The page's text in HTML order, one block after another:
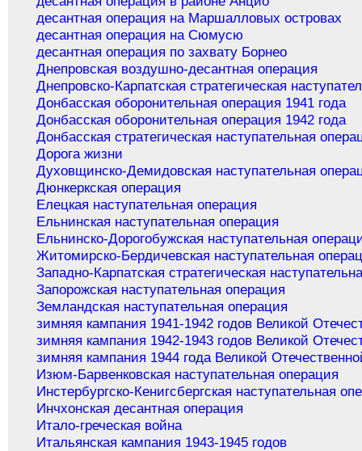
десантная операция на Маршалловых островах
десантная операция на Сюмусю
десантная операция по захвату Борнео
Днепровская воздушно-десантная операция
Днепровско-Карпатская стратегическая
Донбасская оборонительная операция 1941 года
Донбасская оборонительная операция 1942 года
Донбасская стратегическая наступательная
Дорога жизни
Духовщинско-Демидовская наступательная
Дюнкеркская операция
Елецкая наступательная операция
Ельнинская наступательная операция
Ельнинско-Дорогобужская наступательная
Житомирско-Бердичевская наступательная
Западно-Карпатская стратегическая
Запорожская наступательная операция
Земландская наступательная операция
зимняя кампания 1941-1942 годов Великой
зимняя кампания 1942-1943 годов Великой
зимняя кампания 1944 года Великой
Изюм-Барвенковская наступательная операция
Инстербургско-Кенигсбергская наступательная
Инчхонская десантная операция
Итало-греческая война
Итальянская кампания 1943-1945 годов